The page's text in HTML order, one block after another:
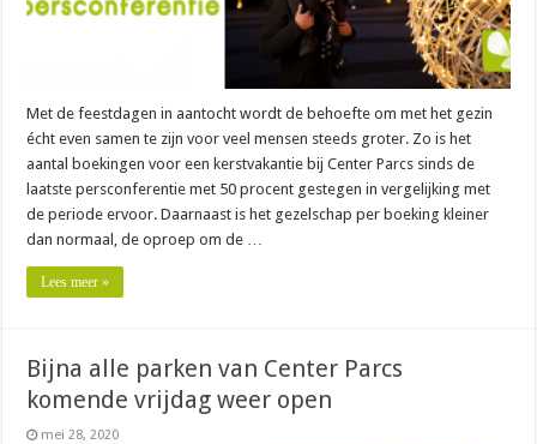
Met de feestdagen in aantocht wordt de behoefte om met het gezin
écht even samen te zijn voor veel mensen steeds groter. Zo is het
aantal boekingen voor een kerstvakantie bij Center Parcs sinds de
laatste persconferentie met 50 procent gestegen in vergelijking met
de periode ervoor. Daarnaast is het gezelschap per boeking kleiner
dan normaal, de oproep om de …
Lees meer »
Bijna alle parken van Center Parcs
komende vrijdag weer open
mei 28, 2020